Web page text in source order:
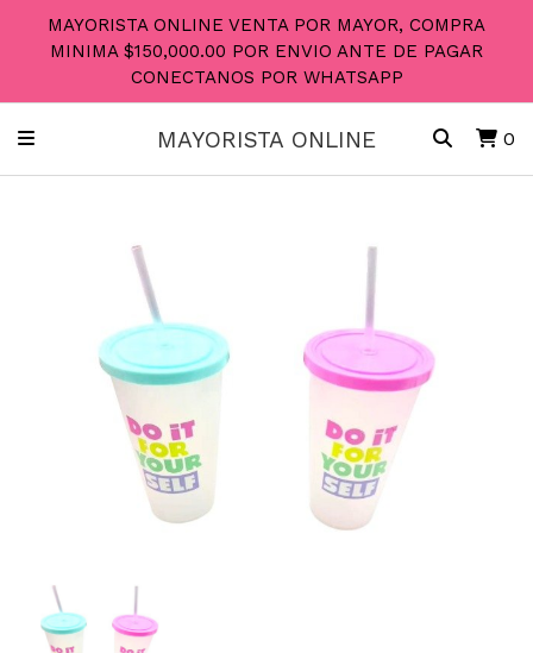
MAYORISTA ONLINE VENTA POR MAYOR, COMPRA
MINIMA $150,000.00 POR ENVIO ANTE DE PAGAR
CONECTANOS POR WHATSAPP
MAYORISTA ONLINE 0